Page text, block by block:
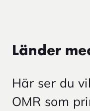
Länder
Här ser du
OMR som